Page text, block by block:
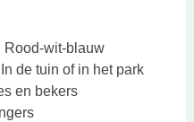
wit-blauw
de tuin of in het park
en bekers